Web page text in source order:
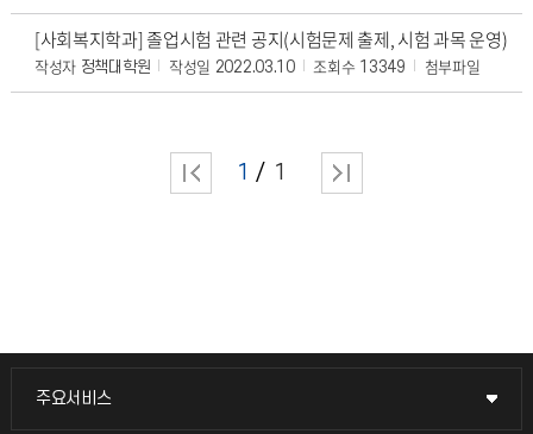
[사회복지학과] 졸업시험 관련 공지(시험문제 출제, 시험 과목 운영)
작성자 정책대학원 작성일 2022.03.10 조회수 13349 첨부파일
1 1
주요서비스
주요서비스